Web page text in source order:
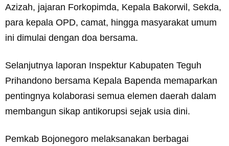
Azizah, jajaran Forkopimda, Kepala Bakorwil, Sekda,
para kepala OPD, camat, hingga masyarakat umum
ini dimulai dengan doa bersama.
Selanjutnya laporan Inspektur Kabupaten Teguh
Prihandono bersama Kepala Bapenda memaparkan
pentingnya kolaborasi semua elemen daerah dalam
membangun sikap antikorupsi sejak usia dini.
Pemkab Bojonegoro melaksanakan berbagai